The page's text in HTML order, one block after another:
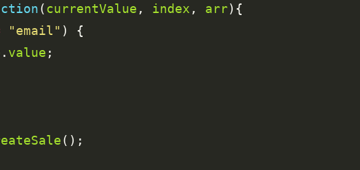
(currentValue , index , arr
"email"
. value